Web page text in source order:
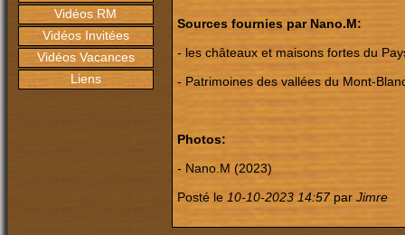
Vidéos RM
Vidéos Invitées
Vidéos Vacances
Liens
Sources fournies par Nano.M:
- les châteaux et maisons fortes du
- Patrimoines des vallées du Mont-
Photos:
- Nano.M (2023)
Posté le 10-10-2023 14:57par Jimre